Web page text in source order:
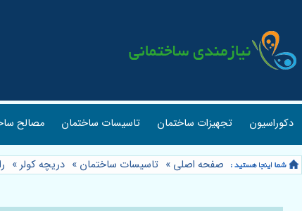
دکوراسیون تجهیزات ساختمان تاسیسات ساختمان مصالح
صفحه اصلی » تاسیسات ساختمان » دریچه کولر»